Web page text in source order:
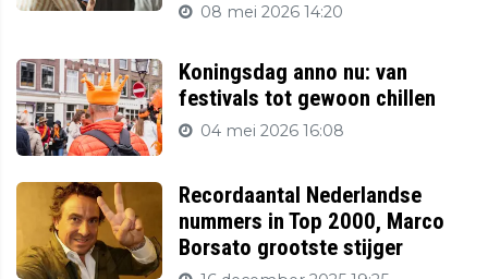
08 mei 2026 14:20
Koningsdag anno nu: van
festivals tot gewoon chillen
04 mei 2026 16:08
Recordaantal Nederlandse
nummers in Top 2000, Marco
Borsato grootste stijger